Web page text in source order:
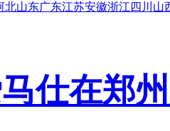
北山东广东江苏安徽浙江 四川 山
仕在郑